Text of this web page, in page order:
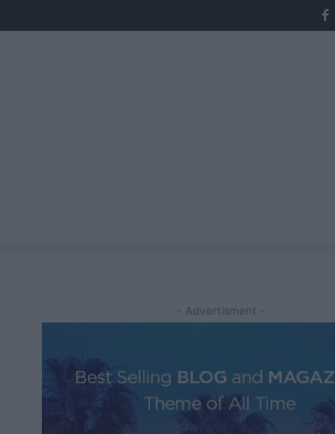
- Advertisment -